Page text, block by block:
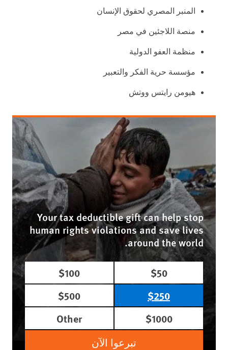
المنبر المصري لحقوق الإنسان
منصة اللاجئين في مصر
منظمة العفو الدولية
مؤسسة حرية الفكر والتعبير
هيومن رايتس ووتش
Your tax deductible gift can help stop
human rights violations and save lives
around the world.
$50
$100
$250
$500
$1000
Other
تبرعوا الآن